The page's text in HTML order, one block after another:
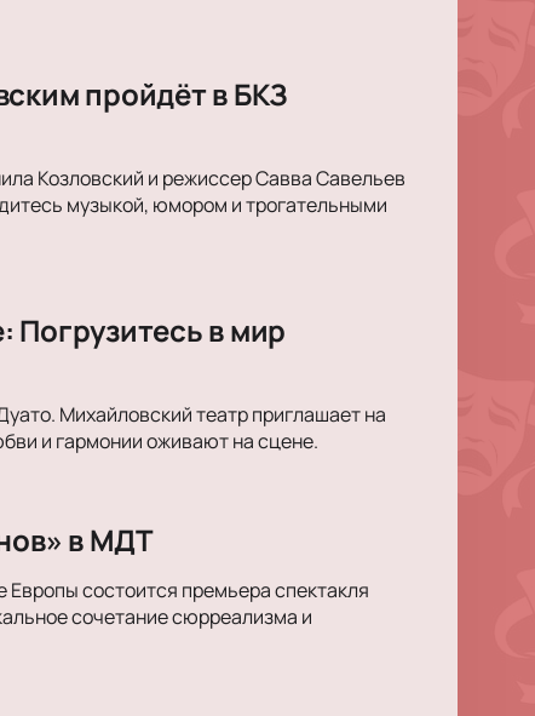
пройдёт в БКЗ
Козловский и режиссер Савва Савельев
музыкой, юмором и трогательными
в мир
Михайловский театр приглашает на
и гармонии оживают на сцене.
в МДТ
состоится премьера спектакля
сочетание сюрреализма и